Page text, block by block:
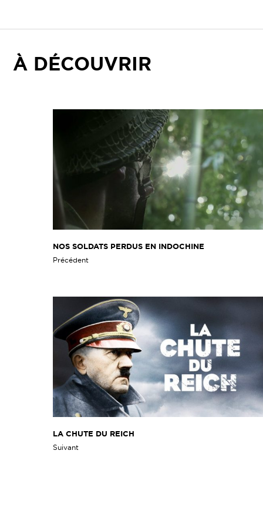
À DÉCOUVRIR
NOS SOLDATS PERDUS EN INDOCHINE
Précédent
LA CHUTE DU REICH
Suivant